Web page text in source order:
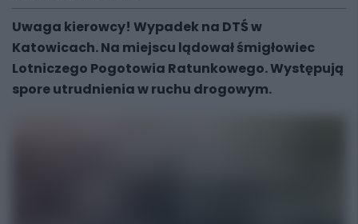
Uwaga kierowcy! Wypadek na DTŚ w
Katowicach. Na miejscu lądował śmigłowiec
Lotniczego Pogotowia Ratunkowego. Występują
spore utrudnienia w ruchu drogowym.